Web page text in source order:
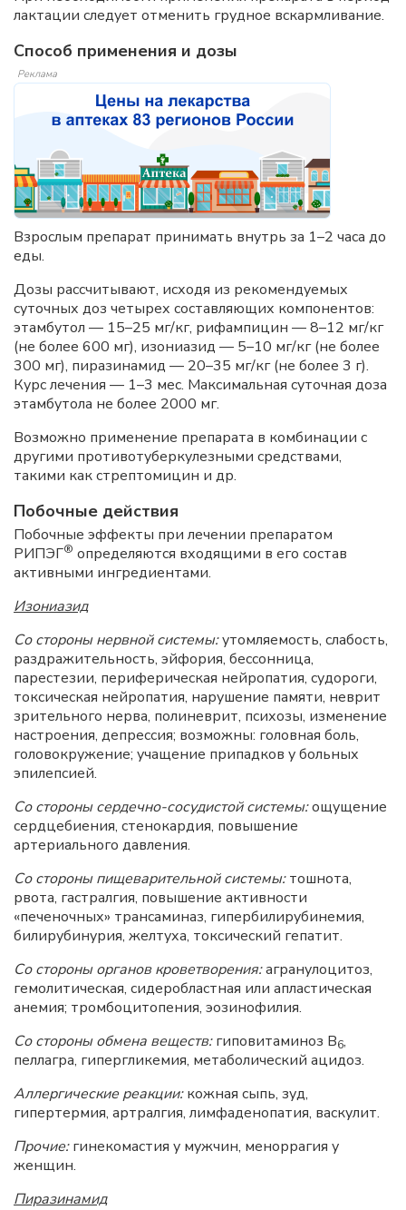
лактации следует отменить грудное вскармливание.
Способ применения и дозы
Реклама
Взрослым препарат принимать внутрь за 1–2 часа до
еды.
Дозы рассчитывают, исходя из рекомендуемых
суточных доз четырех составляющих компонентов:
этамбутол — 15–25 мг/кг, рифампицин — 8–12 мг/кг
(не более 600 мг), изониазид — 5–10 мг/кг (не более
300 мг), пиразинамид — 20–35 мг/кг (не более 3 г).
Курс лечения — 1–3 мес. Максимальная суточная доза
этамбутола не более 2000 мг.
Возможно применение препарата в комбинации с
другими противотуберкулезными средствами,
такими как стрептомицин и др.
Побочные действия
Побочные эффекты при лечении препаратом
РИПЭГ® определяются входящими в его состав
активными ингредиентами.
Изониазид
Со стороны нервной системы:утомляемость, слабость,
раздражительность, эйфория, бессонница,
парестезии, периферическая нейропатия, судороги,
токсическая нейропатия, нарушение памяти, неврит
зрительного нерва, полиневрит, психозы, изменение
настроения, депрессия; возможны: головная боль,
головокружение; учащение припадков у больных
эпилепсией.
Со стороны сердечно-сосудистой системы:ощущение
сердцебиения, стенокардия, повышение
артериального давления.
Со стороны пищеварительной системы:тошнота,
рвота, гастралгия, повышение активности
«печеночных» трансаминаз, гипербилирубинемия,
билирубинурия, желтуха, токсический гепатит.
Со стороны органов кроветворения:агранулоцитоз,
гемолитическая, сидеробластная или апластическая
анемия; тромбоцитопения, эозинофилия.
Со стороны обмена веществ:гиповитаминоз B6,
пеллагра, гипергликемия, метаболический ацидоз.
Аллергические реакции:кожная сыпь, зуд,
гипертермия, артралгия, лимфаденопатия, васкулит.
Прочие:гинекомастия у мужчин, меноррагия у
женщин.
Пиразинамид